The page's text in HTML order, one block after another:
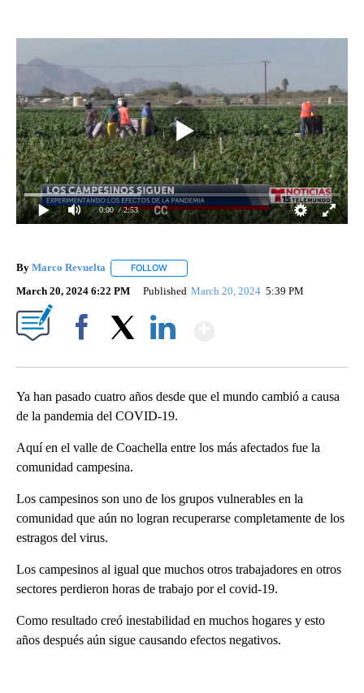
0:00 / 2:53
By Marco Revuelta FOLLOW
March 20, 2024 6:22 PM Published March 20, 2024 5:39 PM
Ya han pasado cuatro años desde que el mundo cambió a causa
de la pandemia del COVID-19.
Aquí en el valle de Coachella entre los más afectados fue la
comunidad campesina.
Los campesinos son uno de los grupos vulnerables en la
comunidad que aún no logran recuperarse completamente de los
estragos del virus.
Los campesinos al igual que muchos otros trabajadores en otros
sectores perdieron horas de trabajo por el covid-19.
Como resultado creó inestabilidad en muchos hogares y esto
años después aún sigue causando efectos negativos.